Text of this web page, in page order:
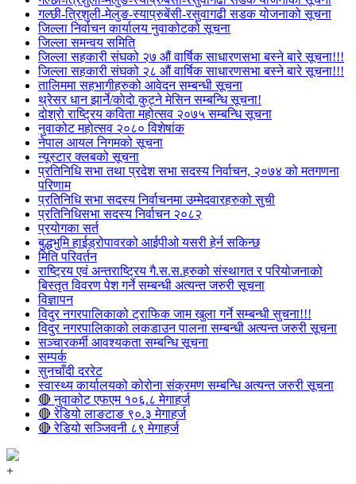
गल्छी-त्रिशुली-मेलुङ-स्याप्रुबेंसी-रसुवागढी सडक योजनाको सूचना
जिल्ला निर्वाचन कार्यालय नुवाकोटको सूचना
जिल्ला समन्वय समिति
जिल्ला सहकारी संघको २७ औं वार्षिक साधारणसभा बस्ने बारे सूचना!!!
जिल्ला सहकारी संघको २८ औं वार्षिक साधारणसभा बस्ने बारे सूचना!!!
तालिममा सहभागीहरुको आवेदन सम्बन्धी सूचना
थ्रेसर धान झार्ने/काेदाे कुट्ने मेसिन सम्बन्धि सूचना!
दोश्रो राष्ट्रिय कविता महोत्सव २०७५ सम्बन्धि सूचना
नुवाकोट महोत्सव २०८० विशेषांक
नेपाल आयल निगमको सूचना
न्यूस्टार क्लबको सूचना
प्रतिनिधि सभा तथा प्रदेश सभा सदस्य निर्वाचन, २०७४ को मतगणना
परिणाम
प्रतिनिधि सभा सदस्य निर्वाचनमा उम्मेदवारहरुको सुची
प्रतिनिधिसभा सदस्य निर्वाचन २०८२
प्रयोगका सर्त
बुद्धभुमि हाईड्रोपावरको आईपीओ यसरी हेर्न सकिन्छ
मिति परिवर्तन
राष्ट्रिय एवं अन्तराष्ट्रिय गै.स.स.हरुको संस्थागत र परियोजनाको
बिस्तृत विवरण पेश गर्ने सम्बन्धी अत्यन्त जरुरी सूचना
विज्ञापन
विदुर नगरपालिकाको ट्राफिक जाम खुला गर्ने सम्बन्धी सुचना!!!
विदुर नगरपालिकाको लकडाउन पालना सम्बन्धी अत्यन्त जरुरी सूचना
सञ्चारकर्मी आवश्यकता सम्बन्धि सूचना
सम्पर्क
सुनचाँदी दररेट
स्वास्थ्य कार्यालयको कोरोना संक्रमण सम्बन्धि अत्यन्त जरुरी सूचना
🔴 नुवाकोट एफएम १०६.८ मेगाहर्ज
🔴 रेडियो लाङटाङ ९०.३ मेगाहर्ज
🔴 रेडियो सञ्जिवनी ८९ मेगाहर्ज
+